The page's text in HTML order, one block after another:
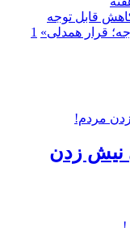
قابل توجه
1
نیش زدن